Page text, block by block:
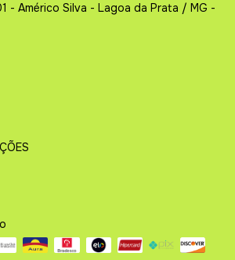
- Américo Silva - Lagoa da Prata / MG -